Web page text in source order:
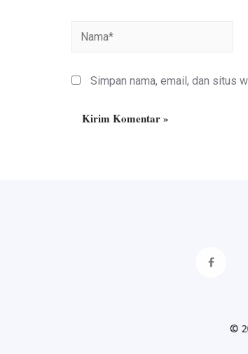
Nama*
Simpan nama, email, dan situs
©